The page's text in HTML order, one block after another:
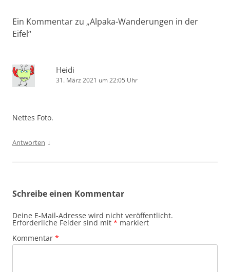
Ein Kommentar zu „Alpaka-Wanderungen in der
Eifel“
Heidi
31. März 2021 um 22:05 Uhr
Nettes Foto.
Antworten ↓
Schreibe einen Kommentar
Deine E-Mail-Adresse wird nicht veröffentlicht.
Erforderliche Felder sind mit * markiert
Kommentar *